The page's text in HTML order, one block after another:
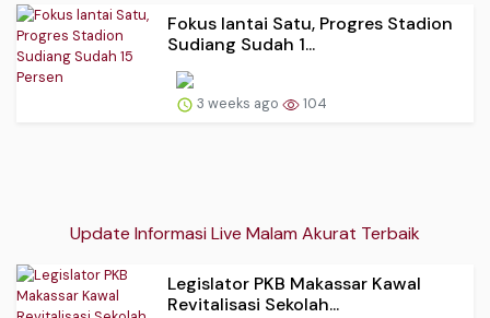
Fokus lantai Satu, Progres Stadion
Sudiang Sudah 1...
3 weeks ago 104
Update Informasi Live Malam Akurat Terbaik
Legislator PKB Makassar Kawal
Revitalisasi Sekolah...